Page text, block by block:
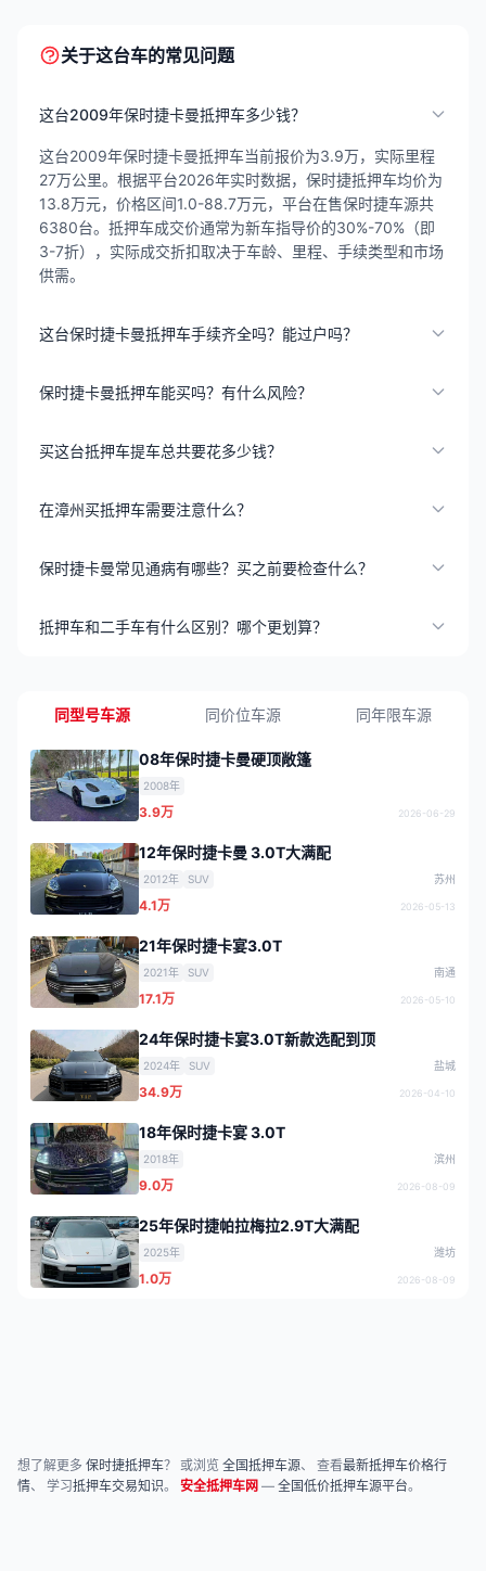
关于这台车的常见问题
这台2009年保时捷卡曼抵押车多少钱？
这台2009年保时捷卡曼抵押车当前报价为3.9万，实际里程
27万公里。根据平台2026年实时数据，保时捷抵押车均价为
13.8万元，价格区间1.0-88.7万元，平台在售保时捷车源共
6380台。抵押车成交价通常为新车指导价的30%-70%（即
3-7折），实际成交折扣取决于车龄、里程、手续类型和市场
供需。
这台保时捷卡曼抵押车手续齐全吗？能过户吗？
保时捷卡曼抵押车能买吗？有什么风险？
买这台抵押车提车总共要花多少钱？
在漳州买抵押车需要注意什么？
保时捷卡曼常见通病有哪些？买之前要检查什么？
抵押车和二手车有什么区别？哪个更划算？
同型号车源 同价位车源 同年限车源
08年保时捷卡曼硬顶敞篷
2008年
3.9万 2026-06-29
12年保时捷卡曼 3.0T大满配
2012年 SUV 苏州
4.1万 2026-05-13
21年保时捷卡宴3.0T
2021年 SUV 南通
17.1万 2026-05-10
24年保时捷卡宴3.0T新款选配到顶
2024年 SUV 盐城
34.9万 2026-04-10
18年保时捷卡宴 3.0T
2018年 滨州
9.0万 2026-08-09
25年保时捷帕拉梅拉2.9T大满配
2025年 潍坊
1.0万 2026-08-09
想了解更多 保时捷抵押车？ 或浏览 全国抵押车源、 查看最新抵押车价格行
情、 学习抵押车交易知识。 安全抵押车网 — 全国低价抵押车源平台。